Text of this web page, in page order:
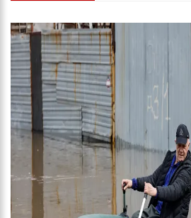
11:36 Acusado de divulgar fotos de
de outros artistas
11:28
Casal é surpreendido com
mal’
11:22 UEA e Sejusc lançam cursos
atendimento a Pessoas
11:09 Bruna Biancardi ganha mimo de
presente mesmo
Wilson Lima entrega Caimi Ada
à população idosa da
Confira quais bairros de Manaus
segunda-feira (15)